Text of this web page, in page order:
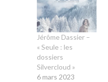
Jérôme Dassier –
« Seule : les
dossiers
Silvercloud »
6 mars 2023